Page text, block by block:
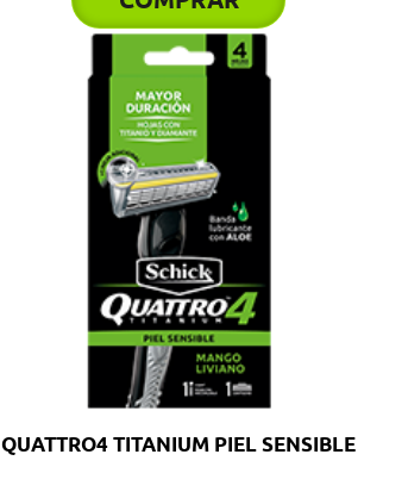
QUATTRO4 TITANIUM PIEL SENSIBLE